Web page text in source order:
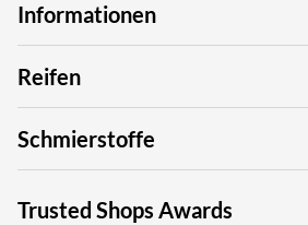
Informationen
Reifen
Schmierstoffe
Trusted Shops Awards